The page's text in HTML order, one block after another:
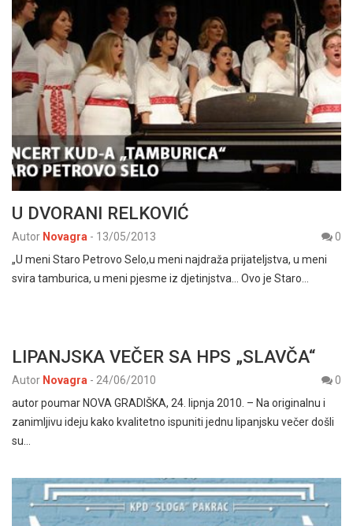
U DVORANI RELKOVIĆ
Autor Novagra - 13/05/2013
0
„U meni Staro Petrovo Selo,u meni najdraža prijateljstva, u meni
svira tamburica, u meni pjesme iz djetinjstva… Ovo je Staro…
LIPANJSKA VEČER SA HPS „SLAVČA“
Autor Novagra - 24/06/2010
0
autor poumar NOVA GRADIŠKA, 24. lipnja 2010. – Na originalnu i
zanimljivu ideju kako kvalitetno ispuniti jednu lipanjsku večer došli
su…